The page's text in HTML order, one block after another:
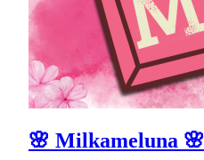
🌸 Milkameluna 🌸